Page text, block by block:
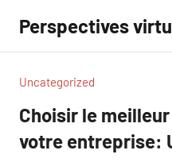
contenu
Perspectives
Uncategorized
Choisir le
votre entreprise: